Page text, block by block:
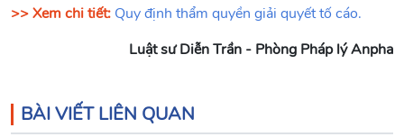
>> Xem chi tiết: Quy định thẩm quyền giải quyết tố cáo.
Luật sư Diễn Trần - Phòng Pháp lý Anpha
BÀI VIẾT LIÊN QUAN